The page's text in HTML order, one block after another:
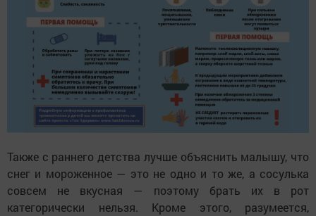
Также с раннего детства лучше объяснить малышу, что
снег и мороженное — это не одно и то же, а сосулька
совсем не вкусная — поэтому брать их в рот
категорически нельзя. Кроме этого, разумеется,